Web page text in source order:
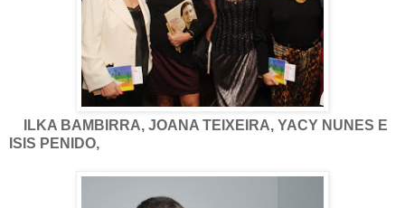
ILKA BAMBIRRA, JOANA TEIXEIRA, YACY NUNES E
ISIS PENIDO,